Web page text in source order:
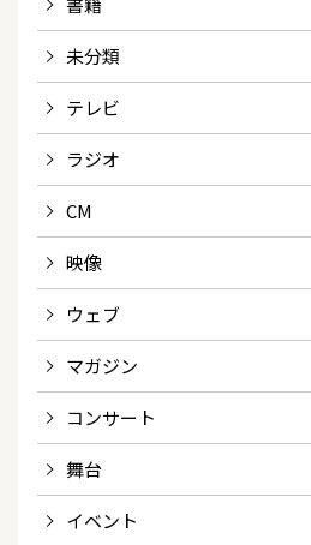
未分類
テレビ
ラジオ
CM
映像
ウェブ
マガジン
コンサート
舞台
イベント